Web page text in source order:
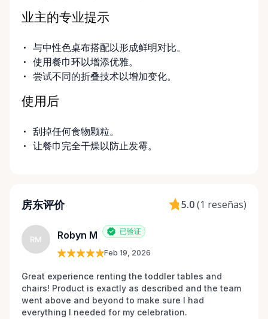
业主的专业提示
与中性色桌布搭配以形成鲜明对比。
使用餐巾环以增添优雅。
尝试不同的折叠技术以增加变化。
使用后
刮掉任何食物颗粒。
让餐巾完全干燥以防止发霉。
房东评价 5.0(1 reseñas)
RM Robyn M 已验证
Feb 19, 2026
Great experience renting the toddler tables and
chairs! Product is exactly as described and the team
went above and beyond to make sure I had
everything I needed for my celebration.